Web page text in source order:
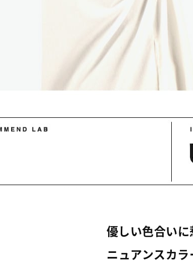
優しい色合い
ニュアンスカ